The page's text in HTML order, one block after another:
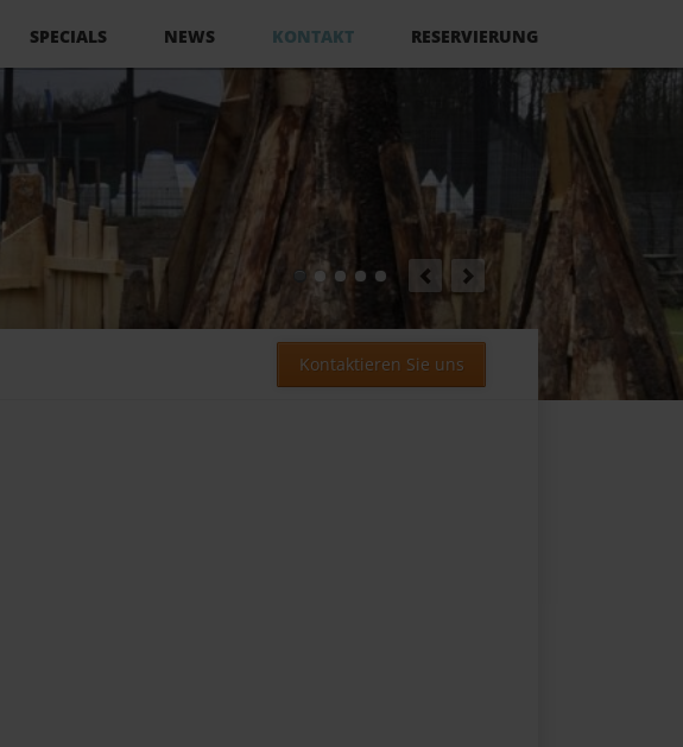
SPECIALS NEWS KONTAKT
RESERVIERUNG
Kontaktieren Sie uns